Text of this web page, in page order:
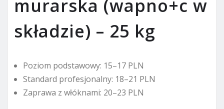
murarska (wapno+c w
składzie) – 25 kg
Poziom podstawowy: 15–17 PLN
Standard profesjonalny: 18–21 PLN
Zaprawa z włóknami: 20–23 PLN